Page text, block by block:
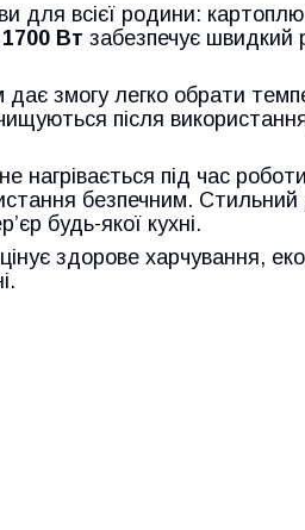
для всієї родини:
1700 Вт забезпечує швидкий
змогу легко обрати
після
нагрівається під час
безпечним. Стильний
будь-якої кухні.
здорове харчування,